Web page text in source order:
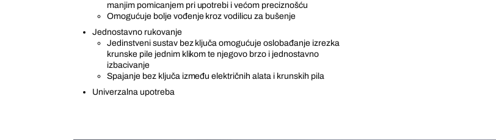
manjim pomicanjem pri upotrebi i većom preciznošću
Omogućuje bolje vođenje kroz vodilicu za bušenje
Jednostavno rukovanje
Jedinstveni sustav bez ključa omogućuje oslobađanje izrezka
krunske pile jednim klikom te njegovo brzo i jednostavno
izbacivanje
Spajanje bez ključa između električnih alata i krunskih pila
Univerzalna upotreba